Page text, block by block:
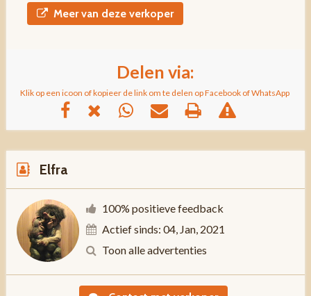
Meer van deze verkoper
Delen via:
Klik op een icoon of kopieer de link om te delen op Facebook of WhatsApp
Elfra
100% positieve feedback
Actief sinds: 04, Jan, 2021
Toon alle advertenties